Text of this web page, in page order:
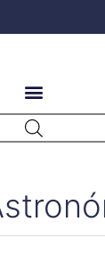
Ordenado
por